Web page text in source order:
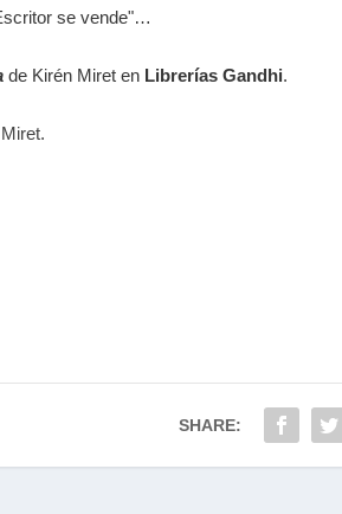
se vende"…
de Kirén Miret en Librerías Gandhi.
SHARE: